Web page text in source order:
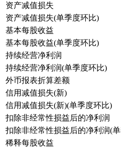
资产减值损失
资产减值损失(单季度环比)
基本每股收益
基本每股收益(单季度环比)
持续经营净利润
持续经营净利润(单季度环比)
外币报表折算差额
信用减值损失(新)
信用减值损失(新)(单季度环比)
扣除非经常性损益后的净利润
扣除非经常性损益后的净利润(
稀释每股收益